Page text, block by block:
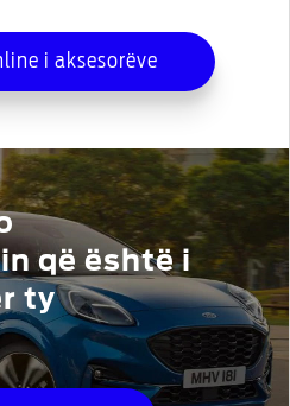
i aksesorëve
që është i
ty